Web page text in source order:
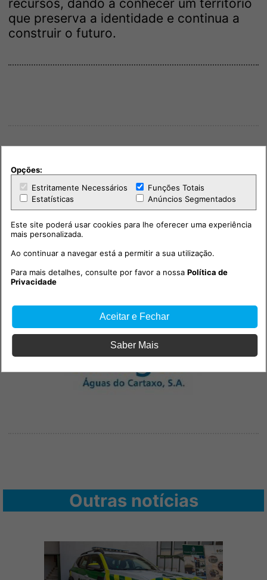
recursos, dando a conhecer um território
que preserva a identidade e continua a
construir o futuro.
PUB
Outras notícias
Opções:
Estritamente Necessários
Funções Totais
Estatísticas
Anúncios Segmentados
Este site poderá usar cookies para lhe oferecer uma experiência
mais personalizada.
Ao continuar a navegar está a permitir a sua utilização.
Para mais detalhes, consulte por favor a nossaPolítica de
Privacidade
Aceitar e Fechar
Saber Mais